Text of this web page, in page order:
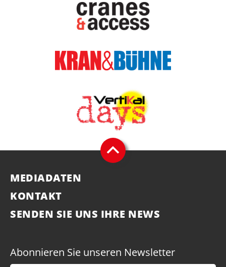
MEDIADATEN
KONTAKT
SENDEN SIE UNS IHRE NEWS
Abonnieren Sie unseren Newsletter